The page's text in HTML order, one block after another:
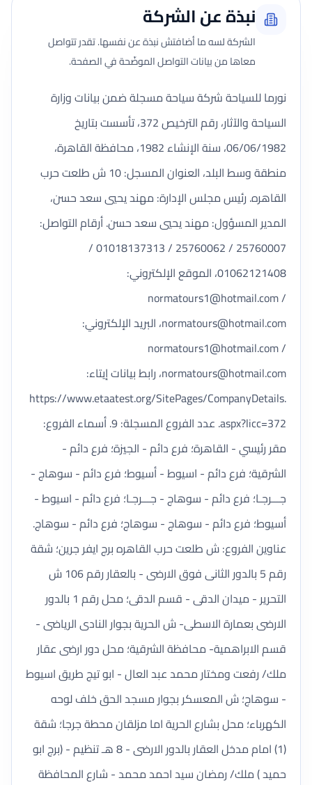
نبذة عن الشركة
الشركة لسه ما أضافتش نبذة عن نفسها. تقدر تتواصل
معاها من بيانات التواصل الموضّحة في الصفحة.
نورما للسياحة شركة سياحة مسجلة ضمن بيانات وزارة
السياحة والآثار، رقم الترخيص 372، تأسست بتاريخ
06/06/1982، سنة الإنشاء 1982، محافظة القاهرة،
منطقة وسط البلد، العنوان المسجل: 10 ش طلعت حرب
القاهره. رئيس مجلس الإدارة: مهند يحيي سعد حسن،
المدير المسؤول: مهند يحيي سعد حسن. أرقام التواصل:
25760007 / 25760062 / 01018137313 /
01062121408، الموقع الإلكتروني:
normatours1@hotmail.com/
normatours@hotmail.com، البريد الإلكتروني:
normatours1@hotmail.com/
normatours@hotmail.com، رابط بيانات إيتاء:
https://www.etaatest.org/SitePages/CompanyDetails.
aspx?licc=372. عدد الفروع المسجلة: 9. أسماء الفروع:
مقر رئيسي - القاهرة؛ فرع دائم - الجيزة؛ فرع دائم -
الشرقية؛ فرع دائم - اسيوط - أسيوط؛ فرع دائم - سوهاج -
جـــرجـا؛ فرع دائم - سوهاج - جـــرجـا؛ فرع دائم - اسيوط -
أسيوط؛ فرع دائم - سوهاج - سوهاج؛ فرع دائم - سوهاج.
عناوين الفروع: ش طلعت حرب القاهره برج ايفر جرين؛ شقة
رقم 5 بالدور الثانى فوق الارضى - بالعقار رقم 106 ش
التحرير - ميدان الدقى - قسم الدقى؛ محل رقم 1 بالدور
الارضى بعمارة الاسطى- ش الحرية بجوار النادى الرياضى -
قسم الابراهمية- محافظة الشرقية؛ محل دور ارضى عقار
ملك/ رفعت ومختار محمد عبد العال - ابو تيج طريق اسيوط
- سوهاج؛ ش المعسكر بجوار مسجد الحق خلف لوحه
الكهرباء؛ محل بشارع الحرية اما مزلقان محطة جرجا؛ شقة
(1) امام مدخل العقار بالدور الارضى - 8 هـ تنظيم - (برج ابو
حميد ) ملك/ رمضان سيد احمد محمد - شارع المحافظة